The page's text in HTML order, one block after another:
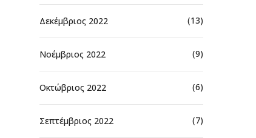
Δεκέμβριος 2022 (13)
Νοέμβριος 2022 (9)
Οκτώβριος 2022 (6)
Σεπτέμβριος 2022 (7)